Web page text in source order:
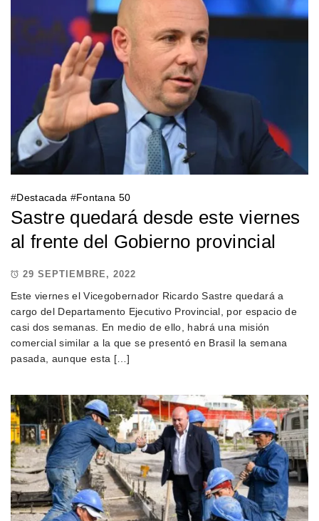
#Destacada #Fontana 50
Sastre quedará desde este viernes
al frente del Gobierno provincial
29 SEPTIEMBRE, 2022
Este viernes el Vicegobernador Ricardo Sastre quedará a
cargo del Departamento Ejecutivo Provincial, por espacio de
casi dos semanas. En medio de ello, habrá una misión
comercial similar a la que se presentó en Brasil la semana
pasada, aunque esta […]